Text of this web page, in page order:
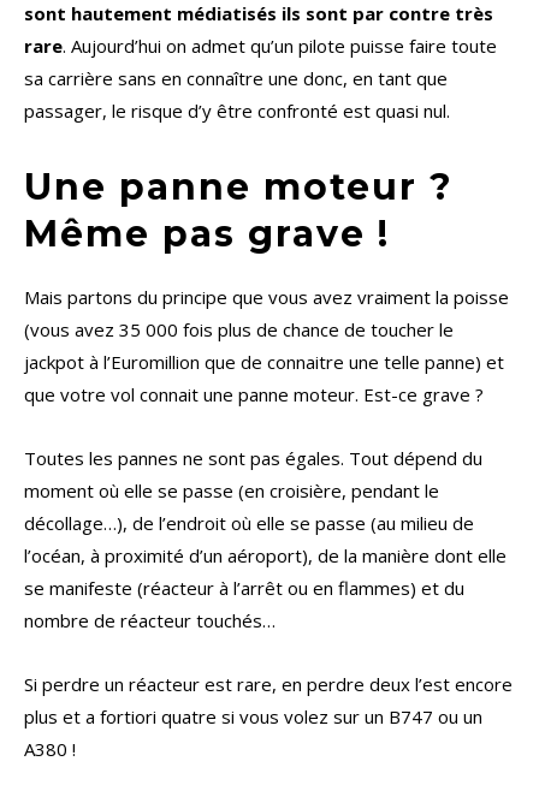
sont hautement médiatisés ils sont par contre très
rare. Aujourd’hui on admet qu’un pilote puisse faire toute
sa carrière sans en connaître une donc, en tant que
passager, le risque d’y être confronté est quasi nul.
Une panne moteur ?
Même pas grave !
Mais partons du principe que vous avez vraiment la poisse
(vous avez 35 000 fois plus de chance de toucher le
jackpot à l’Euromillion que de connaitre une telle panne) et
que votre vol connait une panne moteur. Est-ce grave ?
Toutes les pannes ne sont pas égales. Tout dépend du
moment où elle se passe (en croisière, pendant le
décollage…), de l’endroit où elle se passe (au milieu de
l’océan, à proximité d’un aéroport), de la manière dont elle
se manifeste (réacteur à l’arrêt ou en flammes) et du
nombre de réacteur touchés…
Si perdre un réacteur est rare, en perdre deux l’est encore
plus et a fortiori quatre si vous volez sur un B747 ou un
A380 !